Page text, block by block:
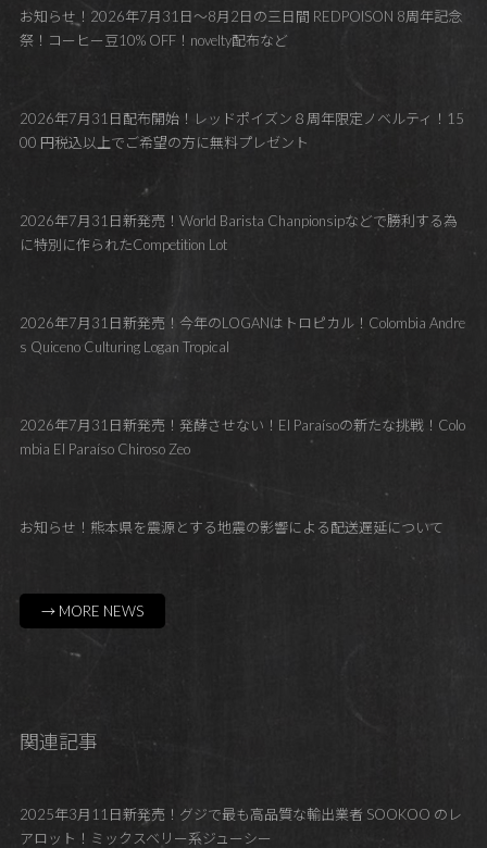
お知らせ！2026年7月31日～8月2日の三日間 REDPOISON 8周年記念
祭！コーヒー豆10% OFF！novelty配布など
2026年7月31日配布開始！レッドポイズン８周年限定ノベルティ！15
00 円税込以上でご希望の方に無料プレゼント
2026年7月31日新発売！World Barista Chanpionsipなどで勝利する為
に特別に作られたCompetition Lot
2026年7月31日新発売！今年のLOGANはトロピカル！Colombia Andre
s Quiceno Culturing Logan Tropical
2026年7月31日新発売！発酵させない！El Paraísoの新たな挑戦！Colo
mbia El Paraíso Chiroso Zeo
お知らせ！熊本県を震源とする地震の影響による配送遅延について
→ MORE NEWS
関連記事
2025年3月11日新発売！グジで最も高品質な輸出業者 SOOKOO のレ
アロット！ミックスベリー系ジューシー